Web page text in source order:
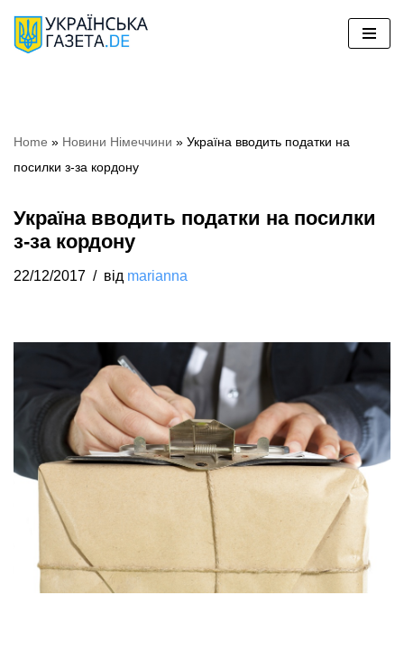
Перейти
Home » Новини Німеччини » Україна вводить податки на
посилки з-за кордону
Україна вводить податки на посилки
з-за кордону
22/12/2017 від marianna